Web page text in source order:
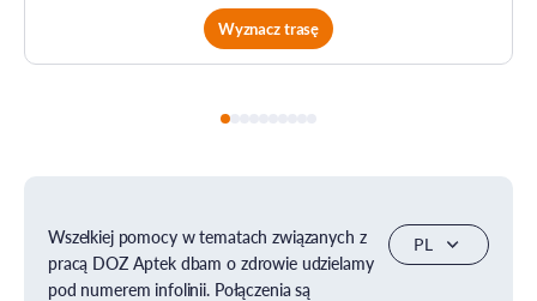
Wyznacz trasę
Wszelkiej pomocy w tematach związanych z
pracą DOZ Aptek dbam o zdrowie udzielamy
pod numerem infolinii. Połączenia są